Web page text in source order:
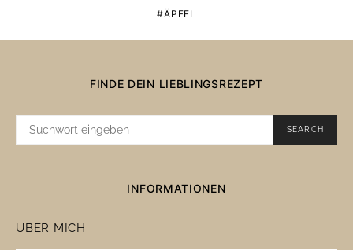
ÄPFEL
FINDE DEIN LIEBLINGSREZEPT
SUCHE
SEARCH
INFORMATIONEN
ÜBER MICH